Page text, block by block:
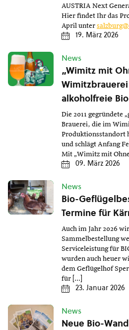
AUSTRIA Next
Hier findet Ihr das
April unter
19. März 2026
News
„Wimitz mit
alkoholfreie
Die 2011 gegründete
Brauerei, die im
Produktionsstandort
und schlägt Anfang
Mit „Wimitz mit
09. März 2026
News
Bio-
Termine für
Auch im Jahr 2026
Sammelbestellung
Serviceleistung für
wurden auch heuer
dem Geflügelhof
für […]
23. Januar 2026
News
Neue Bio-